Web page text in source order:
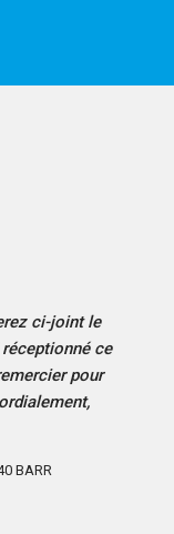
ci-joint le
ce
pour
BARR